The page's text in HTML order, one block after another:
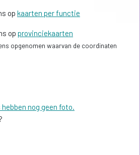
op kaarten per functie
op provinciekaarten
opgenomen waarvan de coordinaten
nog geen foto.